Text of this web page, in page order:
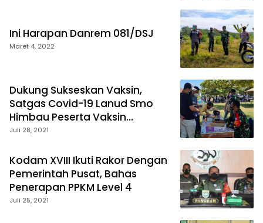
Ini Harapan Danrem 081/DSJ
Maret 4, 2022
Dukung Sukseskan Vaksin,
Satgas Covid-19 Lanud Smo
Himbau Peserta Vaksin
Terapkan Prokes
Juli 28, 2021
Kodam XVIII Ikuti Rakor Dengan
Pemerintah Pusat, Bahas
Penerapan PPKM Level 4
Juli 25, 2021